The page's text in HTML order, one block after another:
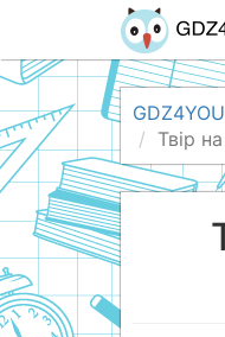
GDZ4YOU
Твір